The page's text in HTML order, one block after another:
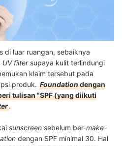
di luar ruangan, sebaiknya
UV filtersupaya kulit terlindungi
klaim tersebut pada
produk. Foundationdengan
tulisan "SPF (yang diikuti
.
sunscreen sebelum ber-make-
dengan SPF minimal 30. Hal